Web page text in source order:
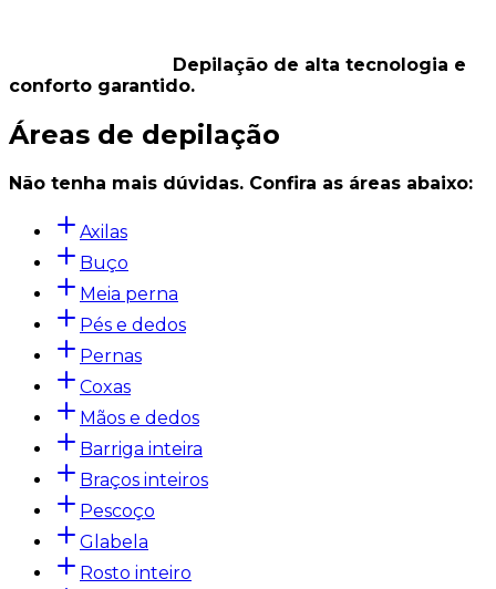
Depilação de alta tecnologia e
conforto garantido.
Áreas de depilação
Não tenha mais dúvidas. Confira as áreas abaixo:
Axilas
Buço
Meia perna
Pés e dedos
Pernas
Coxas
Mãos e dedos
Barriga inteira
Braços inteiros
Pescoço
Glabela
Rosto inteiro